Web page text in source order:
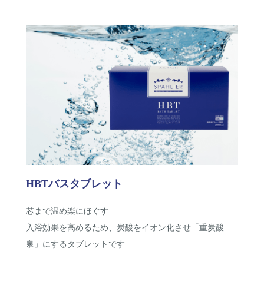
HBTバスタブレット
芯まで温め楽にほぐす
入浴効果を高めるため、炭酸をイオン化させ「重炭酸
泉」にするタブレットです